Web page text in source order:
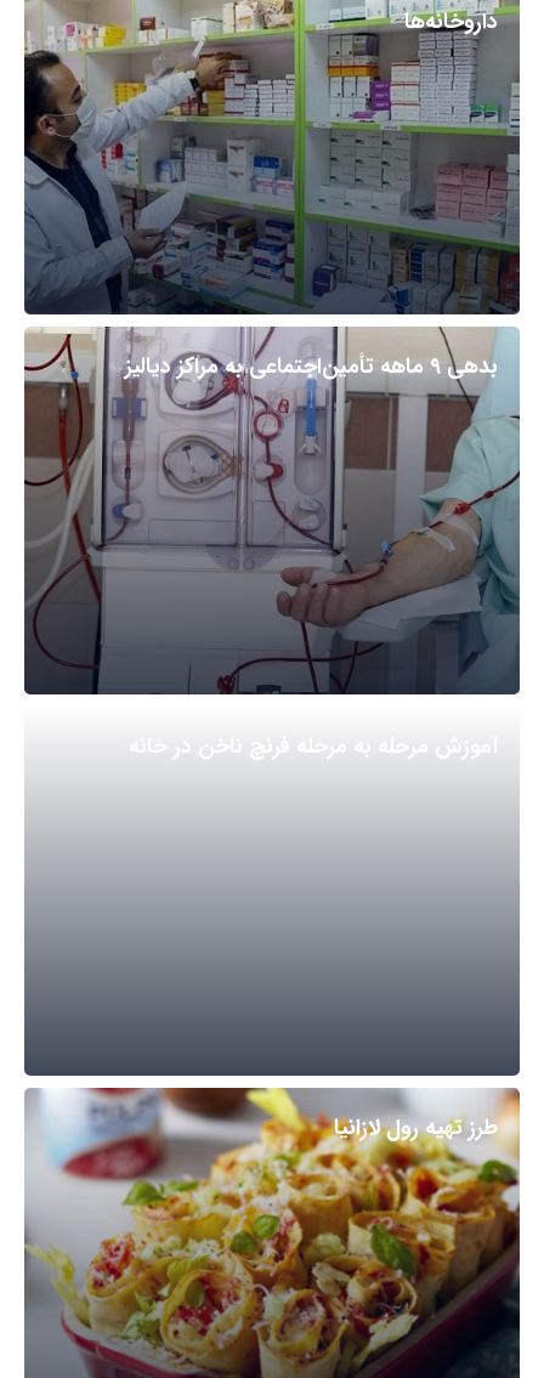
داروخانه‌ها
بدهی ۹ ماهه تأمین‌اجتماعی به مراکز دیالیز
آموزش مرحله به مرحله فرنچ ناخن در خانه
طرز تهیه رول لازانیا